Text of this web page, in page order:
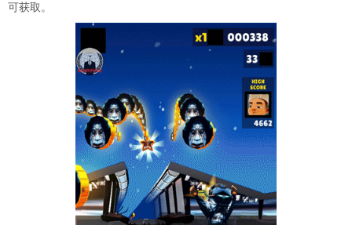
可获取。